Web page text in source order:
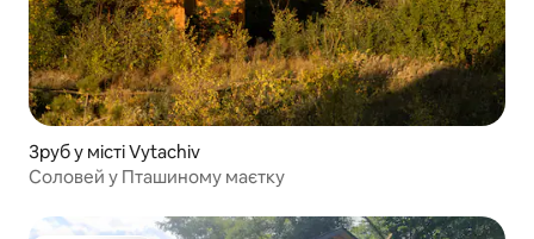
Зруб у місті Vytachiv
Соловей у Пташиному маєтку